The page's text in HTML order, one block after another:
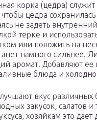
корка (цедра)
цедра
не задеть
терке и
или положить на
намного сильнее.
аромат. Добавляют
блюда и
вкус
закусок, салатов
хозяйкам это